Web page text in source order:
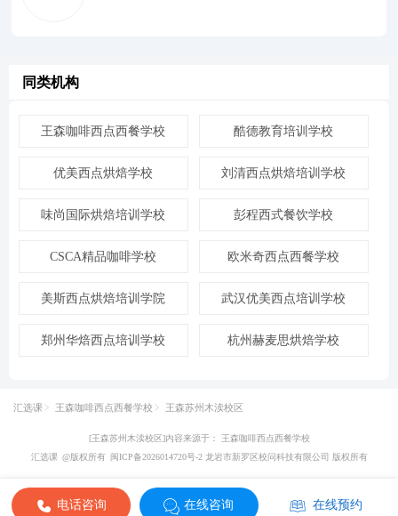
同类机构
王森咖啡西点西餐学校 酷德教育培训学校
优美西点烘焙学校 刘清西点烘焙培训学校
味尚国际烘焙培训学校 彭程西式餐饮学校
CSCA精品咖啡学校 欧米奇西点西餐学校
美斯西点烘焙培训学院 武汉优美西点培训学校
郑州华焙西点培训学校 杭州赫麦思烘焙学校
汇选课 王森咖啡西点西餐学校 王森苏州木渎校区
[王森苏州木渎校区]内容来源于： 王森咖啡西点西餐学校
汇选课 @版权所有 闽ICP备2026014720号-2 龙岩市新罗区校问科技有限公司 版权所有
电话咨询 在线咨询 在线预约